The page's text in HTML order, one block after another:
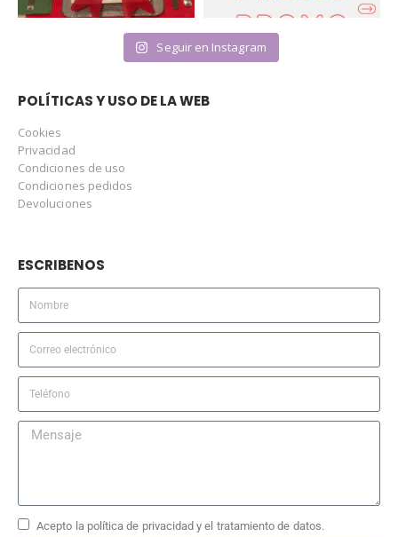
Seguir en Instagram
POLÍTICAS Y USO DE LA WEB
Cookies
Privacidad
Condiciones de uso
Condiciones pedidos
Devoluciones
ESCRIBENOS
Acepto la política de privacidad y el tratamiento de datos.